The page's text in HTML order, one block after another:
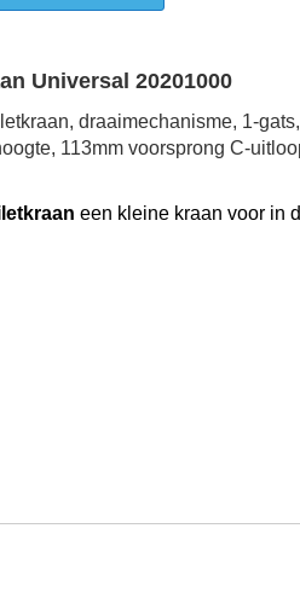
Universal 20201000
draaimechanisme, 1-
113mm voorsprong C-
een kleine kraan voor in